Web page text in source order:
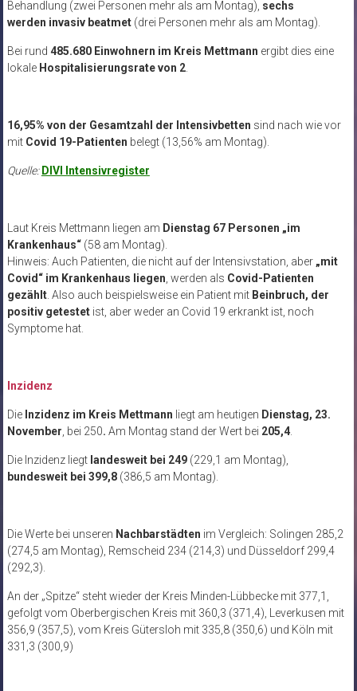
Behandlung (zwei Personen mehr als am Montag), sechs
werden invasiv beatmet (drei Personen mehr als am Montag).
Bei rund 485.680 Einwohnern im Kreis Mettmann ergibt dies eine
lokale Hospitalisierungsrate von 2.
16,95% von der Gesamtzahl der Intensivbetten sind nach wie vor
mitCovid 19-Patienten belegt (13,56% am Montag).
Quelle: DIVI Intensivregister
Laut Kreis Mettmann liegen am Dienstag 67 Personen „im
Krankenhaus“ (58 am Montag).
Hinweis: Auch Patienten, die nicht auf der Intensivstation, aber „mit
Covid“ im Krankenhaus liegen , werden als Covid-Patienten
gezählt. Also auch beispielsweise ein Patient mit Beinbruch, der
positiv getestetist, aber weder an Covid 19 erkrankt ist, noch
Symptome hat.
Inzidenz
Die Inzidenz im Kreis Mettmann liegt am heutigen Dienstag, 23.
November , bei 250. Am Montag stand der Wert bei 205,4.
Die Inzidenz liegtlandesweit bei 249 (229,1 am Montag),
bundesweit bei 399,8 (386,5 am Montag).
Die Werte bei unseren Nachbarstädten im Vergleich: Solingen 285,2
(274,5 am Montag), Remscheid 234 (214,3) und Düsseldorf 299,4
(292,3).
An der „Spitze“ steht wieder der Kreis Minden-Lübbecke mit 377,1,
gefolgt vom Oberbergischen Kreis mit 360,3 (371,4), Leverkusen mit
356,9 (357,5), vom Kreis Gütersloh mit 335,8 (350,6) und Köln mit
331,3 (300,9)